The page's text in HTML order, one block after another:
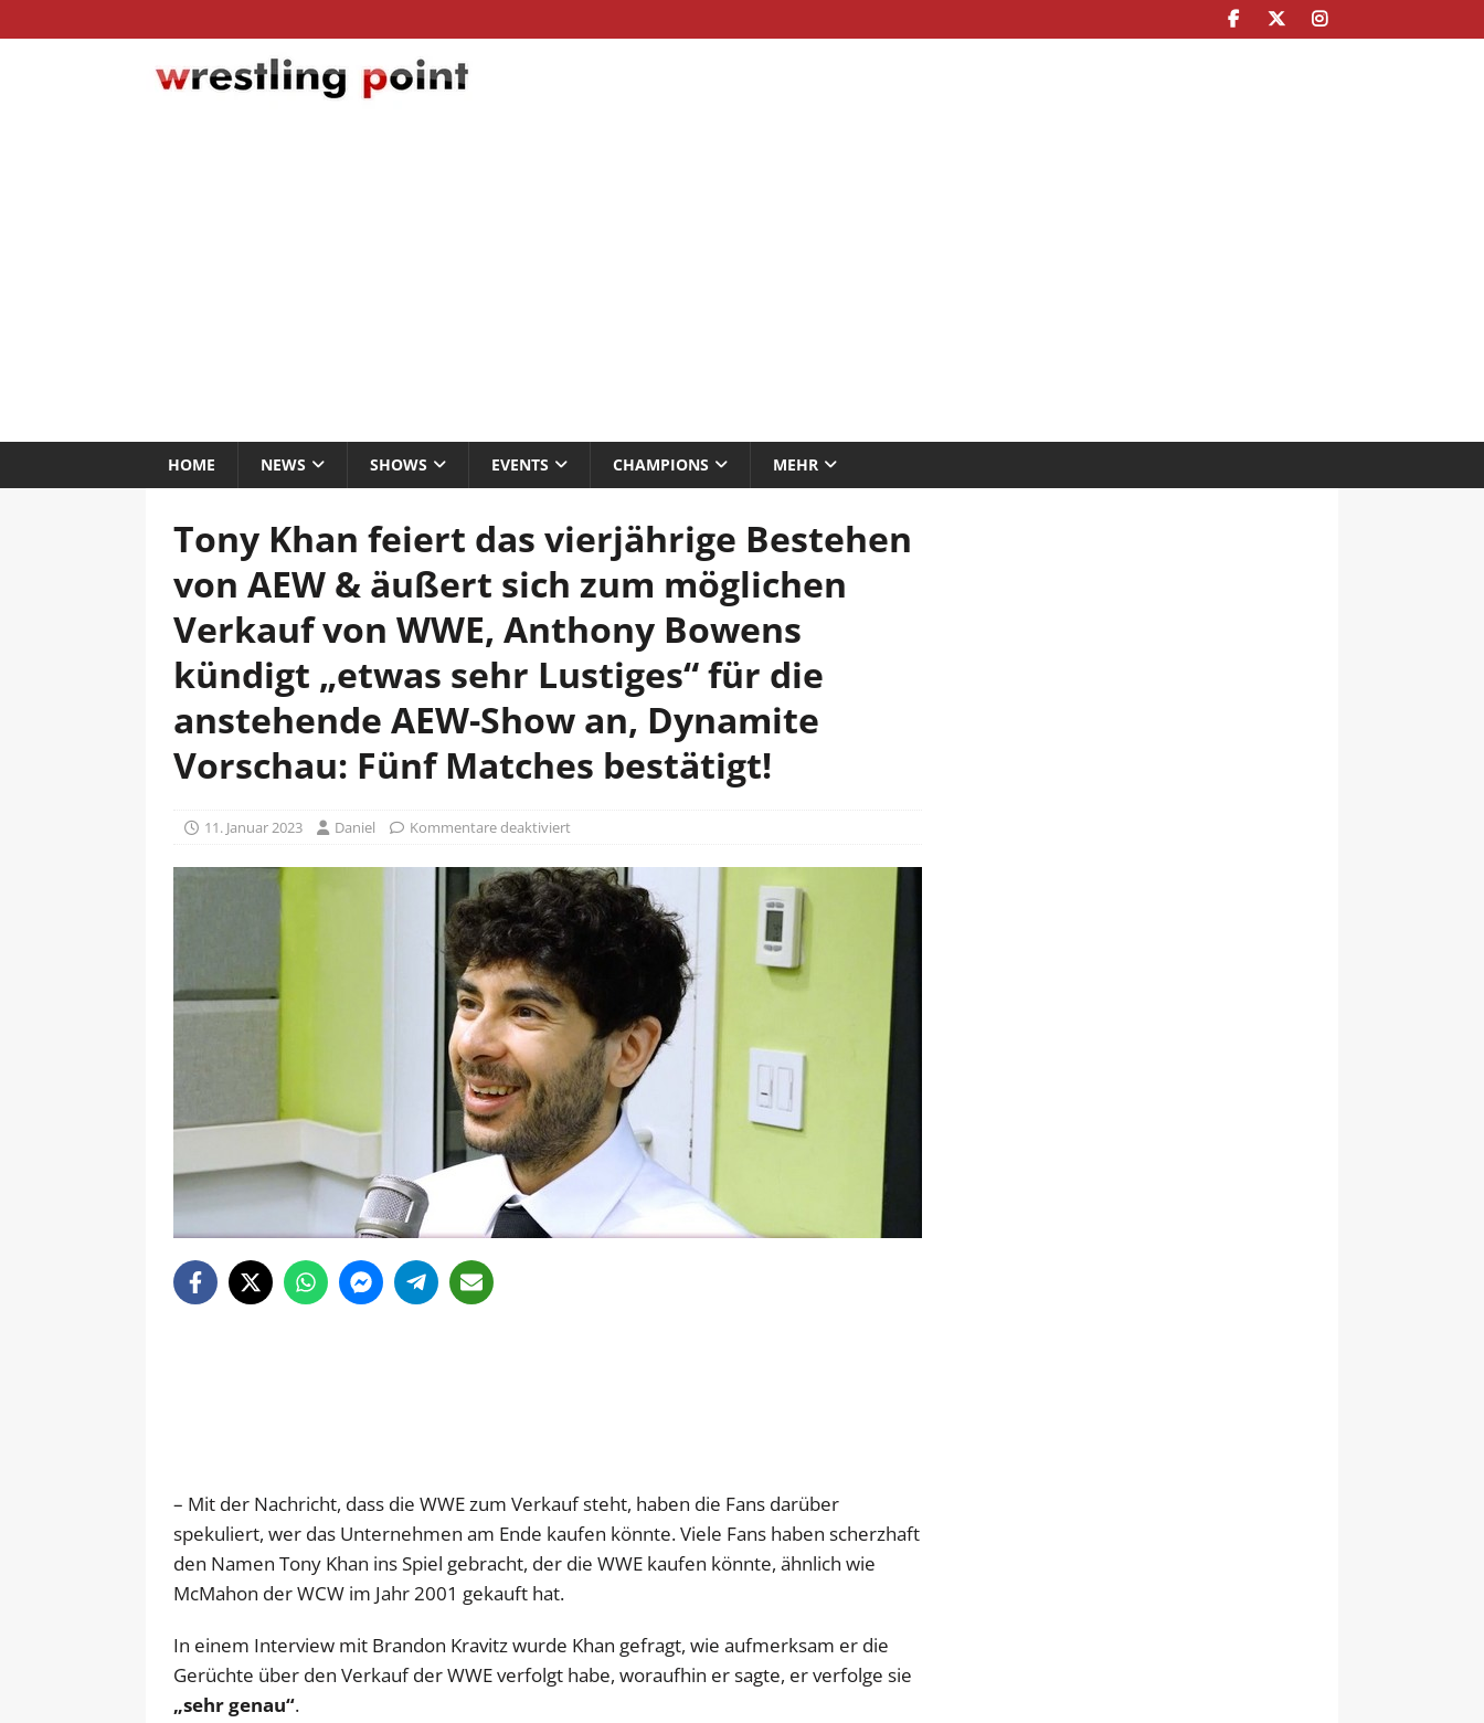
HOME NEWS SHOWS EVENTS CHAMPIONS MEHR
Tony Khan feiert das vierjährige Bestehen
von AEW & äußert sich zum möglichen
Verkauf von WWE, Anthony Bowens
kündigt „etwas sehr Lustiges“ für die
anstehende AEW-Show an, Dynamite
Vorschau: Fünf Matches bestätigt!
11. Januar 2023 Daniel Kommentare deaktiviert
– Mit der Nachricht, dass die WWE zum Verkauf steht, haben die Fans darüber
spekuliert, wer das Unternehmen am Ende kaufen könnte. Viele Fans haben scherzhaft
den Namen Tony Khan ins Spiel gebracht, der die WWE kaufen könnte, ähnlich wie
McMahon der WCW im Jahr 2001 gekauft hat.
In einem Interview mit Brandon Kravitz wurde Khan gefragt, wie aufmerksam er die
Gerüchte über den Verkauf der WWE verfolgt habe, woraufhin er sagte, er verfolge sie
„sehr genau“.